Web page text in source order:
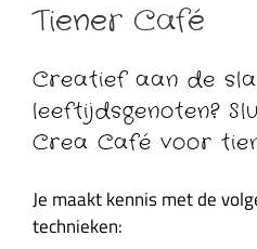
Tiener Café
Creatief aan de
leeftijdsgenoten?
Crea Café voor
Je maakt kennis met de
technieken: